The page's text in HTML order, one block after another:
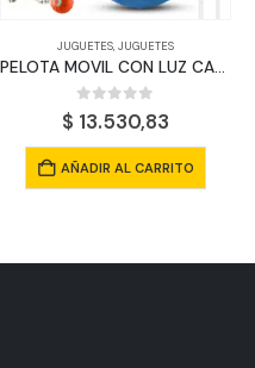
JUGUETES,JUGUETES
PELOTA MOVIL CON LUZ CARGA USB
0 out of 5
$ 13.530,83
AÑADIR AL CARRITO